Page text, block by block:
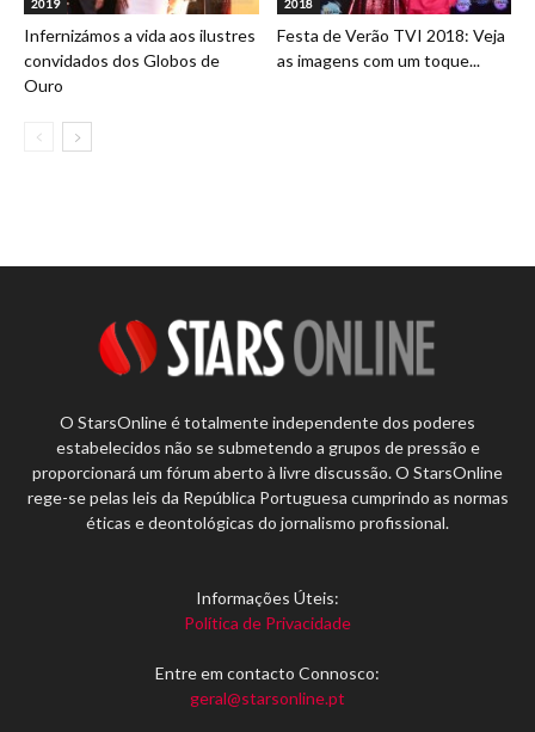
2019
Infernizámos a vida aos ilustres
convidados dos Globos de
Ouro
2018
Festa de Verão TVI 2018: Veja
as imagens com um toque...
O StarsOnline é totalmente independente dos poderes
estabelecidos não se submetendo a grupos de pressão e
proporcionará um fórum aberto à livre discussão. O StarsOnline
rege-se pelas leis da República Portuguesa cumprindo as normas
éticas e deontológicas do jornalismo profissional.
Informações Úteis:
Política de Privacidade
Entre em contacto Connosco:
geral@starsonline.pt